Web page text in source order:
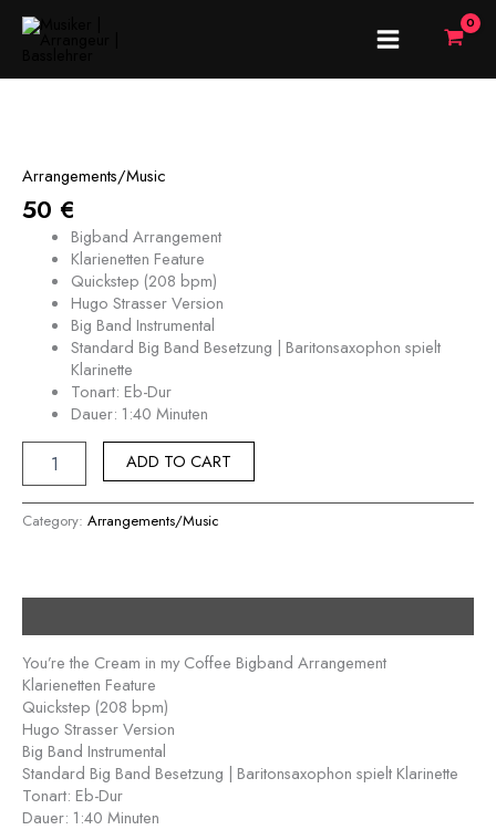
MENU
Arrangements/Music
50 €
Bigband Arrangement
Klarienetten Feature
Quickstep (208 bpm)
Hugo Strasser Version
Big Band Instrumental
Standard Big Band Besetzung | Baritonsaxophon spielt
Klarinette
Tonart: Eb-Dur
Dauer: 1:40 Minuten
Cream
in
my
Coffee
quantity
ADD TO CART
Category: Arrangements/Music
You’re the Cream in my Coffee Bigband Arrangement
Klarienetten Feature
Quickstep (208 bpm)
Hugo Strasser Version
Big Band Instrumental
Standard Big Band Besetzung | Baritonsaxophon spielt Klarinette
Tonart: Eb-Dur
Dauer: 1:40 Minuten